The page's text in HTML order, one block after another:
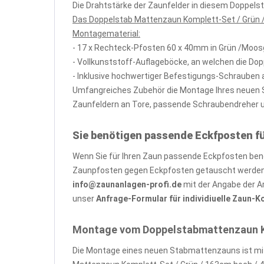
Die Drahtstärke der Zaunfelder in diesem
Das Doppelstab Mattenzaun Komplett-Set /
Montagematerial:
- 17 x Rechteck-Pfosten 60 x 40mm in Grün /
- Vollkunststoff-Auflageböcke, an welchen die
- Inklusive hochwertiger Befestigungs-Schrauben
Umfangreiches Zubehör die Montage Ihres
Zaunfeldern an Tore, passende
Sie benötigen passende Eckfposten
Wenn Sie für Ihren Zaun passende Eckpfosten
Zaunpfosten gegen Eckpfosten getauscht
info@zaunanlagen-profi.demit der Angabe der
unserAnfrage-Formular für individiuelle Zaun-
Montage vom Doppelstabmattenzaun
Die Montage eines neuen Stabmattenzauns ist